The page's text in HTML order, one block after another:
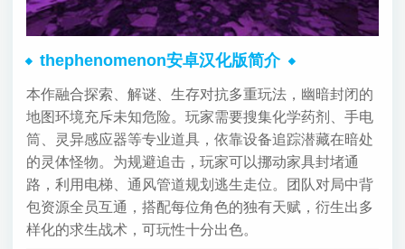
thephenomenon安卓汉化版简介
本作融合探索、解谜、生存对抗多重玩法，幽暗封闭的
地图环境充斥未知危险。玩家需要搜集化学药剂、手电
筒、灵异感应器等专业道具，依靠设备追踪潜藏在暗处
的灵体怪物。为规避追击，玩家可以挪动家具封堵通
路，利用电梯、通风管道规划逃生走位。团队对局中背
包资源全员互通，搭配每位角色的独有天赋，衍生出多
样化的求生战术，可玩性十分出色。